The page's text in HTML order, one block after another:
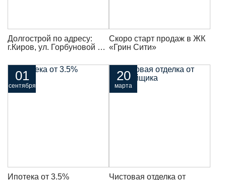
Долгострой по адресу:
г.Киров, ул. Горбуновой 31
Скоро старт продаж в ЖК
«Грин Сити»
01
сентября
Ипотека от 3.5%
20
марта
Чистовая отделка от